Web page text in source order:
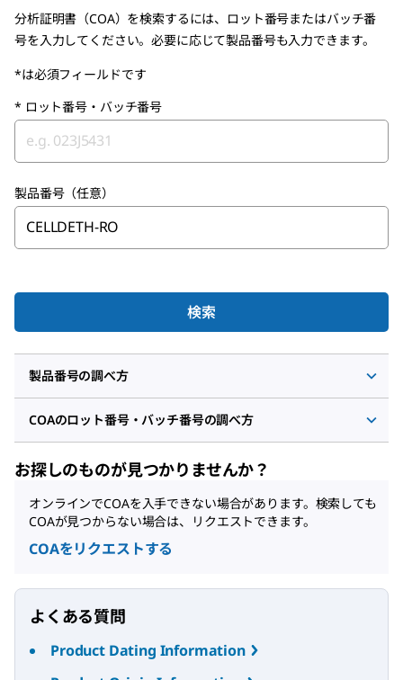
分析証明書（COA）を検索するには、ロット番号またはバッチ番
号を入力してください。必要に応じて製品番号も入力できます。
*は必須フィールドです
* ロット番号・バッチ番号
製品番号（任意）
検索
製品番号の調べ方
COAのロット番号・バッチ番号の調べ方
お探しのものが見つかりませんか？
オンラインでCOAを入手できない場合があります。検索しても
COAが見つからない場合は、リクエストできます。
COAをリクエストする
よくある質問
Product Dating Information